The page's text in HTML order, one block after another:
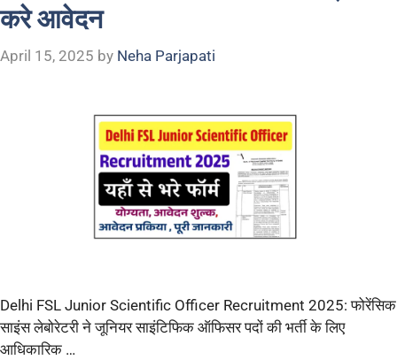
करे आवेदन
April 15, 2025 by Neha Parjapati
Delhi FSL Junior Scientific Officer Recruitment 2025: फोरेंसिक
साइंस लेबोरेटरी ने जूनियर साइंटिफिक ऑफिसर पदों की भर्ती के लिए
आधिकारिक …